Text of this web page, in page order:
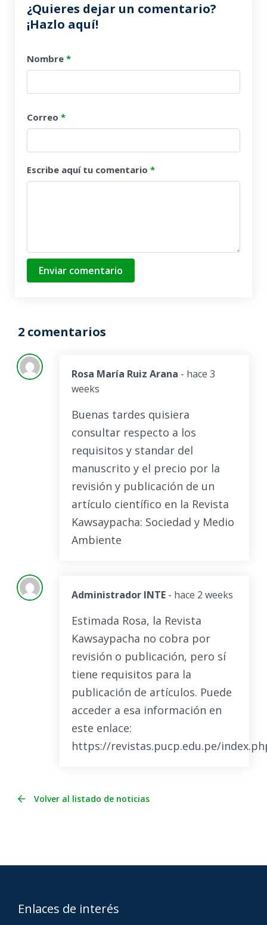
¿Quieres dejar un comentario?
¡Hazlo aquí!
Nombre *
Correo *
Escribe aquí tu comentario *
Enviar comentario
2 comentarios
Rosa María Ruiz Arana - hace 3
weeks
Buenas tardes quisiera
consultar respecto a los
requisitos y standar del
manuscrito y el precio por la
revisión y publicación de un
artículo científico en la Revista
Kawsaypacha: Sociedad y Medio
Ambiente
Administrador INTE - hace 2 weeks
Estimada Rosa, la Revista
Kawsaypacha no cobra por
revisión o publicación, pero sí
tiene requisitos para la
publicación de artículos. Puede
acceder a esa información en
este enlace:
https://revistas.pucp.edu.pe/
Volver al listado de noticias
Enlaces de interés